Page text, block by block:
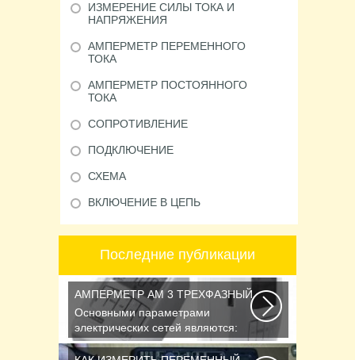
ИЗМЕРЕНИЕ СИЛЫ ТОКА И
НАПРЯЖЕНИЯ
АМПЕРМЕТР ПЕРЕМЕННОГО
ТОКА
АМПЕРМЕТР ПОСТОЯННОГО
ТОКА
СОПРОТИВЛЕНИЕ
ПОДКЛЮЧЕНИЕ
СХЕМА
ВКЛЮЧЕНИЕ В ЦЕПЬ
Последние публикации
АМПЕРМЕТР АМ 3 ТРЕХФАЗНЫЙ
Основными параметрами
электрических сетей являются:
действующее значение...